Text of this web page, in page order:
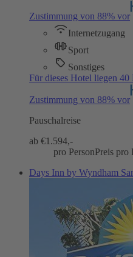
Zustimmung von 88% vor
Internetzugang
Sport
Sonstiges
Für dieses Hotel liegen
Zustimmung von 88% vor
Pauschalreise
ab €1.594,-
pro PersonPreis pro
Days Inn by Wyndham